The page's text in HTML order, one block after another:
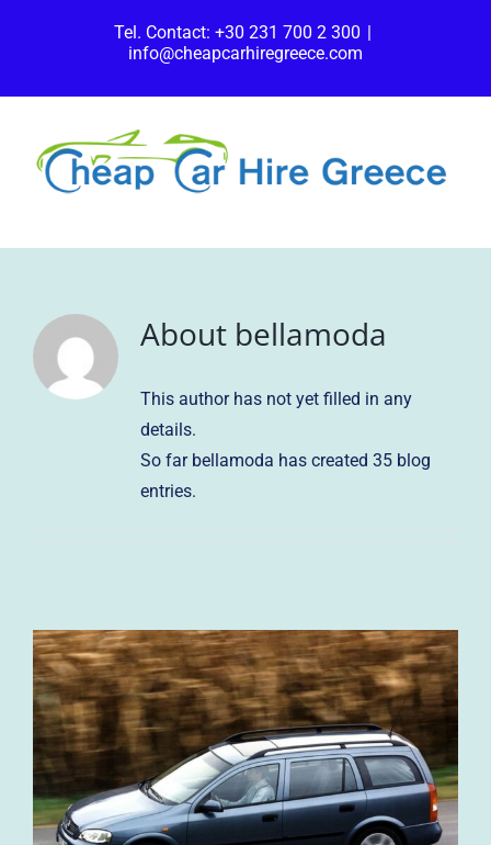
Tel. Contact: +30 231 700 2 300 |
info@cheapcarhiregreece.com
About bellamoda
This author has not yet filled in any
details.
So far bellamoda has created 35 blog
entries.